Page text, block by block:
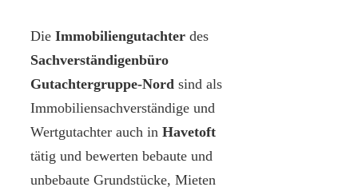
Die Immobiliengutachter des
Sachverständigenbüro
Gutachtergruppe-Nord sind als
Immobiliensachverständige und
Wertgutachter auch in Havetoft
tätig und bewerten bebaute und
unbebaute Grundstücke, Mieten